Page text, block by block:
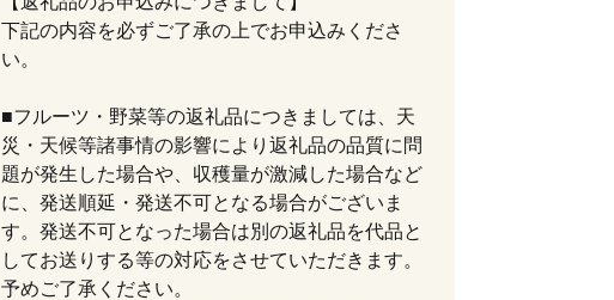
下記の内容を必ずご了承の上でお申込みくださ
い。
■フルーツ・野菜等の返礼品につきましては、天
災・天候等諸事情の影響により返礼品の品質に問
題が発生した場合や、収穫量が激減した場合など
に、発送順延・発送不可となる場合がございま
す。発送不可となった場合は別の返礼品を代品と
してお送りする等の対応をさせていただきます。
予めご了承ください。